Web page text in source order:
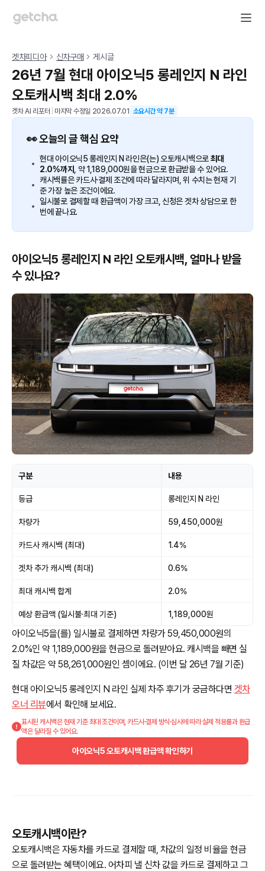
겟차피디아 신차구매 게시글
26년 7월 현대 아이오닉5 롱레인지 N 라인
오토캐시백 최대 2.0%
겟차 AI 리포터 마지막 수정일 2026.07.01 소요시간 약7분
👀 오늘의 글 핵심 요약
현대 아이오닉5 롱레인지 N 라인은(는) 오토캐시백으로 최대
2.0%까지 , 약 1,189,000원을 현금으로 환급받을 수 있어요.
캐시백률은 카드사·결제 조건에 따라 달라지며, 위 수치는 현재 기
준 가장 높은 조건이에요.
일시불로 결제할 때 환급액이 가장 크고, 신청은 겟차 상담으로 한
번에 끝나요.
아이오닉5 롱레인지 N 라인 오토캐시백, 얼마나 받을
수 있나요?
구분 내용
등급 롱레인지 N 라인
차량가 59,450,000원
카드사 캐시백 (최대) 1.4%
겟차 추가 캐시백 (최대) 0.6%
최대 캐시백 합계 2.0%
예상 환급액 (일시불·최대 기준) 1,189,000원
아이오닉5을(를) 일시불로 결제하면 차량가 59,450,000원의
2.0%인 약 1,189,000원을 현금으로 돌려받아요. 캐시백을 빼면 실
질 차값은 약 58,261,000원인 셈이에요. (이번 달 26년 7월 기준)
현대 아이오닉5 롱레인지 N 라인 실제 차주 후기가 궁금하다면 겟차
오너 리뷰에서 확인해 보세요.
표시된 캐시백은 현재 기준 최대 조건이며, 카드사·결제 방식·심사에 따라 실제 적용률과 환급
액은 달라질 수 있어요.
아이오닉5 오토캐시백 환급액 확인하기
오토캐시백이란?
오토캐시백은 자동차를 카드로 결제할 때, 차값의 일정 비율을 현금
으로 돌려받는 혜택이에요. 어차피 낼 신차 값을 카드로 결제하고 그